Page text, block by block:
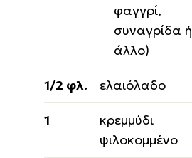
φαγγρί,
συναγρίδα ή
άλλο)
1/2 φλ. ελαιόλαδο
1
κρεμμύδι
ψιλοκομμένο